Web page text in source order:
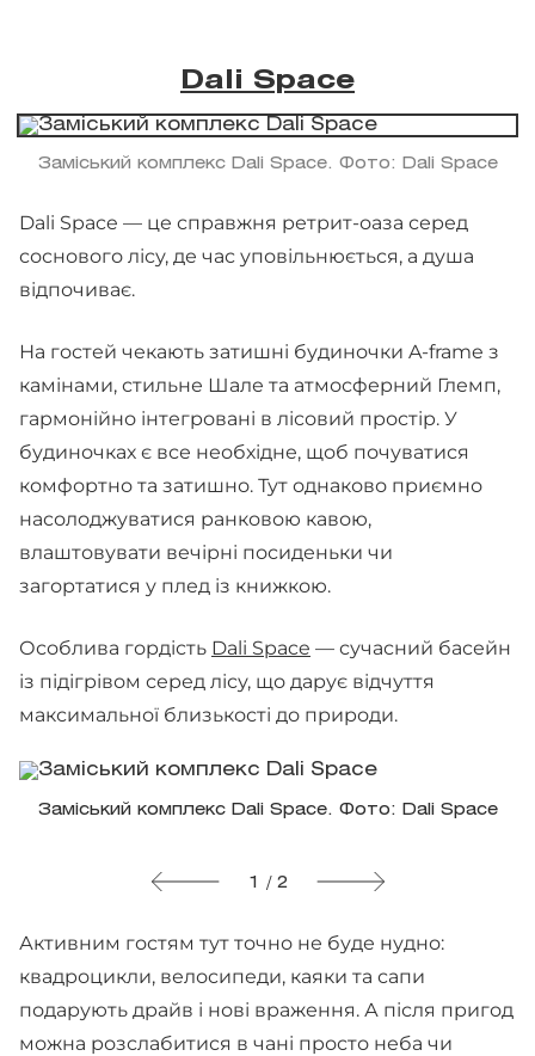
Dali Space
Заміський комплекс Dali Space. Фото: Dali Space
Dali Space — це справжня ретрит-оаза серед
соснового лісу, де час уповільнюється, а душа
відпочиває.
На гостей чекають затишні будиночки A-frame з
камінами, стильне Шале та атмосферний Глемп,
гармонійно інтегровані в лісовий простір. У
будиночках є все необхідне, щоб почуватися
комфортно та затишно. Тут однаково приємно
насолоджуватися ранковою кавою,
влаштовувати вечірні посиденьки чи
загортатися у плед із книжкою.
Особлива гордість Dali Space — сучасний басейн
із підігрівом серед лісу, що дарує відчуття
максимальної близькості до природи.
Заміський комплекс Dali Space. Фото: Dali Space
1 / 2
Активним гостям тут точно не буде нудно:
квадроцикли, велосипеди, каяки та сапи
подарують драйв і нові враження. А після пригод
можна розслабитися в чані просто неба чи